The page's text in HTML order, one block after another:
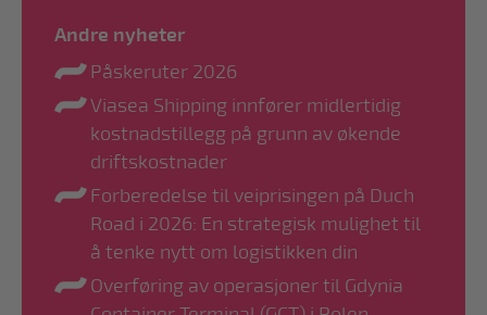
Andre nyheter
Påskeruter 2026
Viasea Shipping innfører midlertidig
kostnadstillegg på grunn av økende
driftskostnader
Forberedelse til veiprisingen på Duch
Road i 2026: En strategisk mulighet til
å tenke nytt om logistikken din
Overføring av operasjoner til Gdynia